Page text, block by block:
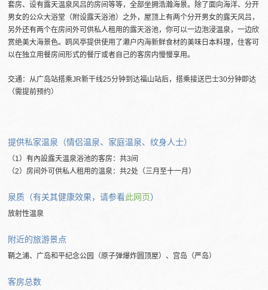
套房、设有露天温泉风吕的房间等等，全部坐拥浩瀚海景。除了面向海洋、分开
男女的公众大浴堂（附设露天浴池）之外，屋顶上有两个分开男女的露天风吕，
另外还有两个在房间外可供私人租用的露天浴池，你可以一边泡浸温泉，一边欣
赏绝美大海景色。鸥风亭提供使用了濑户内海新鲜食材的美味日本料理，住客可
以在独立用餐房间形式的餐厅或者自己的客房内慢慢享用。
交通：从广岛站搭乘JR新干线25分钟到达福山站后，搭乘接送巴士30分钟即达
（需提前预约）
提供私家温泉（情侣温泉、家庭温泉、纹身人士）
（1）有內設露天温泉浴池的客房：共3间
（2）房间外可供私人租用的温泉：共2处（三月至十一月）
泉质（有关其健康效果，请参看此网页）
放射性温泉
附近的旅游景点
鞆之浦、广岛和平纪念公园（原子弹爆炸圆顶屋）、宫岛（严岛）
客房总数